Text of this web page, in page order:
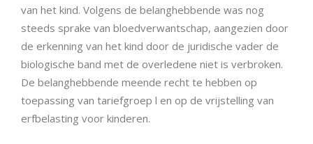
van het kind. Volgens de belanghebbende was nog
steeds sprake van bloedverwantschap, aangezien door
de erkenning van het kind door de juridische vader de
biologische band met de overledene niet is verbroken.
De belanghebbende meende recht te hebben op
toepassing van tariefgroep l en op de vrijstelling van
erfbelasting voor kinderen.